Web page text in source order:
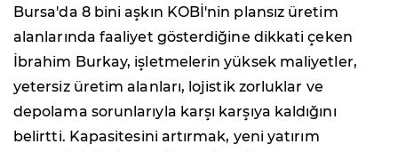
Bursa'da 8 bini aşkın KOBİ'nin plansız üretim
alanlarında faaliyet gösterdiğine dikkati çeken
İbrahim Burkay, işletmelerin yüksek maliyetler,
yetersiz üretim alanları, lojistik zorluklar ve
depolama sorunlarıyla karşı karşıya kaldığını
belirtti. Kapasitesini artırmak, yeni yatırım